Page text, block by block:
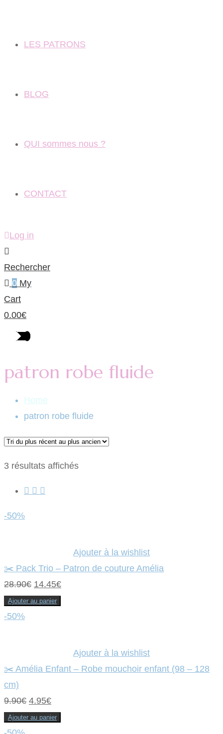
LES PATRONS
BLOG
QUI sommes nous ?
CONTACT
Log in
Rechercher
0 My
Cart
0.00€
patron robe fluide
Home
patron robe fluide
3 résultats affichésTrié
ancien
-50%
Ajouter à la wishlist
✂️ Pack Trio – Patron de couture Amélia
28.90€ Le
prix
14.45€Le
14.45€.
Ajouter au panier
-50%
Ajouter à la wishlist
✂️ Amélia Enfant – Robe mouchoir enfant (98 – 128
cm)
9.90€ Le
prix
4.95€Le
prix
Ajouter au panier